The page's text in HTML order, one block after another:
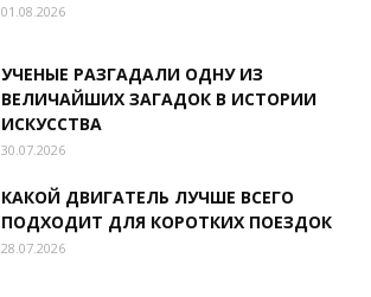
01.08.2026
УЧЕНЫЕ РАЗГАДАЛИ ОДНУ ИЗ
ВЕЛИЧАЙШИХ ЗАГАДОК В ИСТОРИИ
ИСКУССТВА
30.07.2026
КАКОЙ ДВИГАТЕЛЬ ЛУЧШЕ ВСЕГО
ПОДХОДИТ ДЛЯ КОРОТКИХ ПОЕЗДОК
28.07.2026